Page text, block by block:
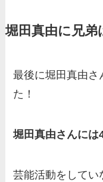
堀田真由に兄弟
最後に堀田真由さ
た！
堀田真由さんには
芸能活動をしてい